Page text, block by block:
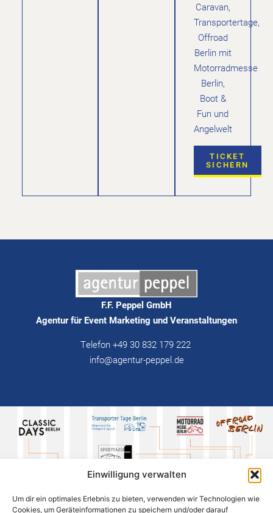
Einwilligung verwalten
Um dir ein optimales Erlebnis zu bieten, verwenden wir Technologien wie
Cookies, um Geräteinformationen zu speichern und/oder darauf
Caravan,
Transportertage,
Offroad
Berlin mit
Motorradmesse
Berlin,
Boot &
Fun und
Angelwelt
TICKET
SICHERN
F.F. Peppel GmbH
Agentur für Event Marketing und Veranstaltungen
Telefon +49 30 832 179 222
info@agentur-peppel.de